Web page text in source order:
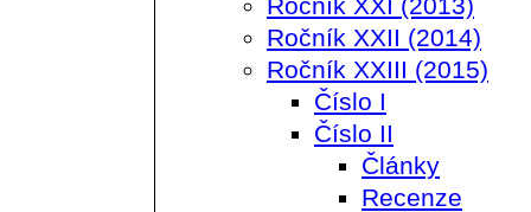
Ročník XXII (2014)
Ročník XXIII (2015)
Číslo I
Číslo II
Články
Recenze